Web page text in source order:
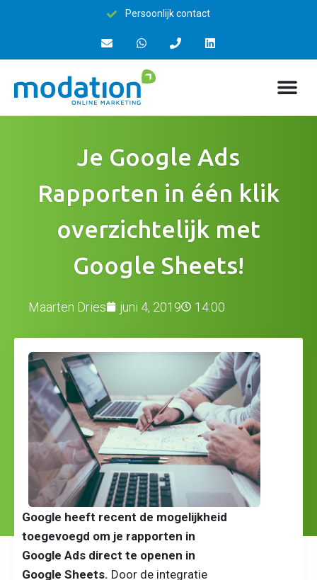
15+ jaar ervaring
Je Google Ads
Rapporten in één klik
overzichtelijk met
Google Sheets!
Maarten Dries juni 4, 2019 14:00
Google heeft recent de mogelijkheid
toegevoegd om je rapporten in
Google Ads direct te openen in
Google Sheets. Door de integratie